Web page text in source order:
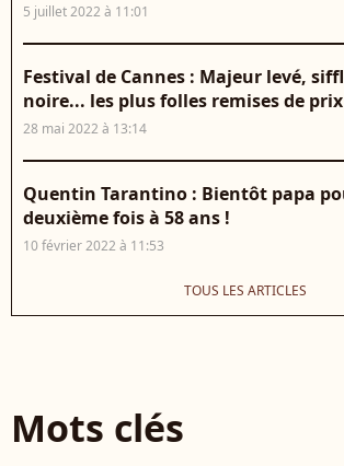
5 juillet 2022 à 11:01
Festival de Cannes : Majeur levé,
noire... les plus folles remises de
28 mai 2022 à 13:14
Quentin Tarantino : Bientôt papa
deuxième fois à 58 ans !
10 février 2022 à 11:53
TOUS LES ARTICLES
Mots clés